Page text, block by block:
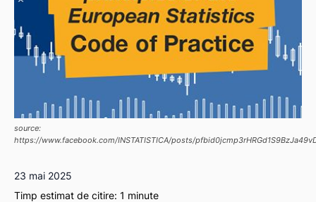
source:
https://www.facebook.com/INSTATISTICA/posts/
23 mai 2025
Timp estimat de citire: 1 minute